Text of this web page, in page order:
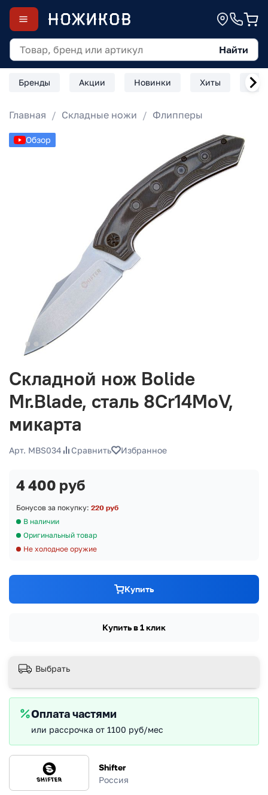
Найти
Бренды Акции Новинки Хиты
Главная Складные ножи Флипперы
Обзор
Складной нож Bolide
Mr.Blade, сталь 8Cr14MoV,
микарта
Арт. MBS034 Сравнить Избранное
Shifter
Россия
4 400 руб
Бонусов за покупку: 220 руб
В наличии
Оригинальный товар
Не холодное оружие
Купить
Купить в 1 клик
Выбрать
Оплата частями
или рассрочка от 1100 руб/мес